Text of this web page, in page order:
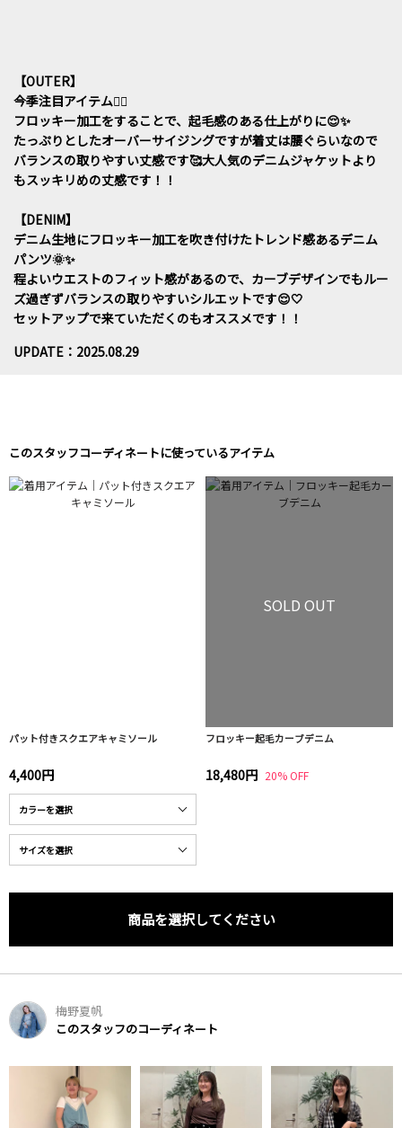
【OUTER】
今季注目アイテム❤️‍🔥
フロッキー加工をすることで、起毛感のある仕上がりに😌✨
たっぷりとしたオーバーサイジングですが着丈は腰ぐらいなので
バランスの取りやすい丈感です🥰大人気のデニムジャケットより
もスッキリめの丈感です！！
【DENIM】
デニム生地にフロッキー加工を吹き付けたトレンド感あるデニム
パンツ🌞✨
程よいウエストのフィット感があるので、カーブデザインでもルー
ズ過ぎずバランスの取りやすいシルエットです😌🤍
セットアップで来ていただくのもオススメです！！
UPDATE：2025.08.29
このスタッフコーディネートに使っているアイテム
パット付きスクエアキャミソール
4,400円
SOLD OUT
フロッキー起毛カーブデニム
18,480円 20% OFF
商品を選択してください
梅野夏帆
このスタッフのコーディネート